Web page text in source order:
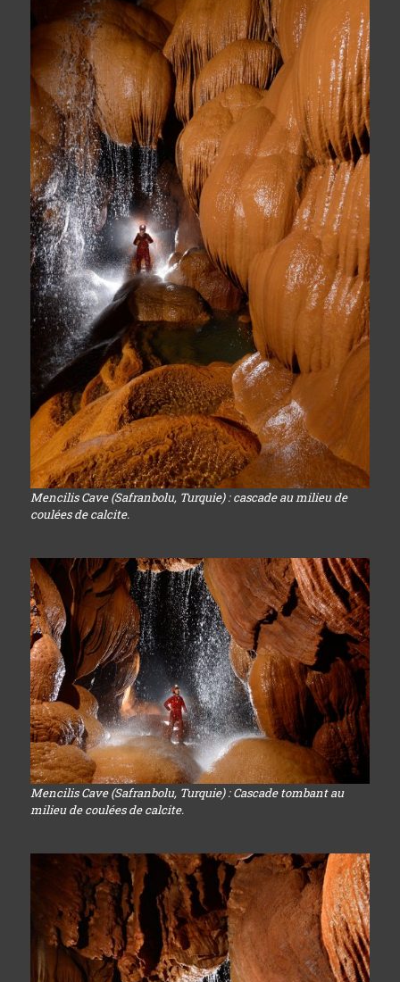
Mencilis Cave (Safranbolu, Turquie) : cascade au milieu de
coulées de calcite.
Mencilis Cave (Safranbolu, Turquie) : Cascade tombant au
milieu de coulées de calcite.